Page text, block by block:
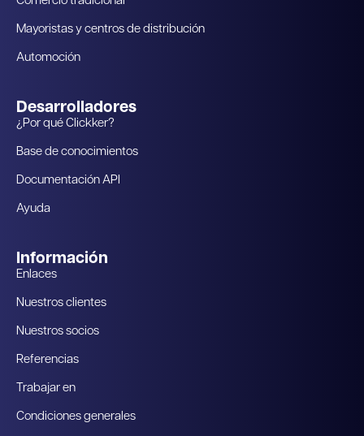
Mayoristas y centros de distribución
Automoción
Desarrolladores
¿Por qué Clickker?
Base de conocimientos
Documentación API
Ayuda
Información
Enlaces
Nuestros clientes
Nuestros socios
Referencias
Trabajar en
Condiciones generales